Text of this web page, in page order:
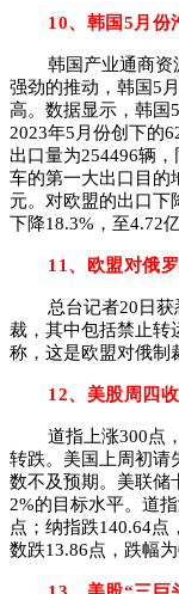
10、韩国5月份
韩国产业通商资
强劲的推动，韩国5
高。数据显示，韩国
2023年5月份创下的
出口量为254496辆
车的第一大出口目的
元。对欧盟的出口下
下降18.3%，至4.72亿
11、欧盟对俄
总台记者20日获
裁，其中包括禁止转
称，这是欧盟对俄制
12、美股周四
道指上涨300点
转跌。美国上周初请
数不及预期。美联储
2%的目标水平。道
点；纳指跌140.64点
数跌13.86点，跌幅为